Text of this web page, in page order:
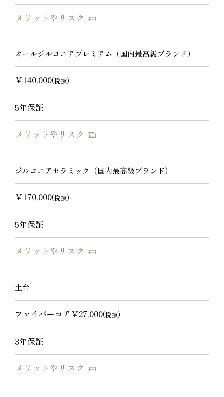
メリットやリスク
オールジルコニアプレミアム（国内最高級ブランド）
￥140,000(税抜)
5年保証
メリットやリスク
ジルコニアセラミック（国内最高級ブランド）
￥170,000(税抜)
5年保証
メリットやリスク
土台
ファイバーコア￥27,000(税抜)
3年保証
メリットやリスク